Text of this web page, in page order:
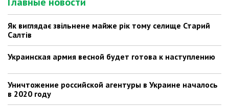
Як виглядає звільнене майже рік тому селище Старий
Салтів
Украинская армия весной будет готова к наступлению
Уничтожение российской агентуры в Украине началось
в 2020 году